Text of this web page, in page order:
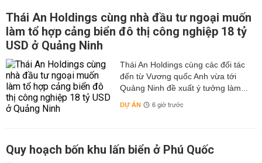
Thái An Holdings cùng nhà đầu tư ngoại muốn
làm tổ hợp cảng biển đô thị công nghiệp 18 tỷ
USD ở Quảng Ninh
Thái An Holdings cùng các đối tác
đến từ Vương quốc Anh vừa tới
Quảng Ninh đề xuất ý tưởng làm...
DỰ ÁN 6 giờ trước
Quy hoạch bốn khu lấn biển ở Phú Quốc